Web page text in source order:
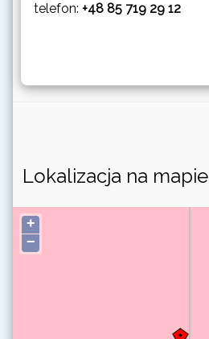
telefon: +48 85 719 29 12
Lokalizacja na mapie
+
−